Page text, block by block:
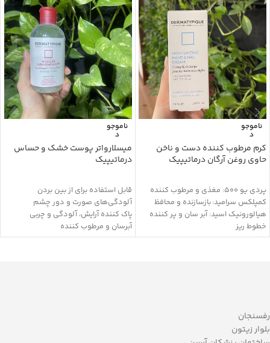
ناموجو
د
کرم مرطوب کننده دست و ناخن
حاوی روغن آرگان درماتیپیک
پردی یو 500: مغذی و مرطوب کننده
کمپلکس سرامید: بازسازنده و محافظ
هیالورونیک اسید: آبر سان و پر کننده
خطوط ریز
ویتامین E: آنتی اکسیدان و مرطوب
بیزابولول: ضد التهاب
گلیسیرین: نرم کننده
روغن جوجوبا: رطوبت رسان و رفع خشکی
ناموجو
د
میسلارواتر پوست خشک و حساس
درماتیپیک
قابل استفاده برای از بین بردن
آلودگی‌های صورت و دور چشم
پاک کننده آرایش، آلودگی و چربی
آبرسان و مرطوب کننده
دارای مواد تغذیه کننده
رفسنجان
بلوار زیتون